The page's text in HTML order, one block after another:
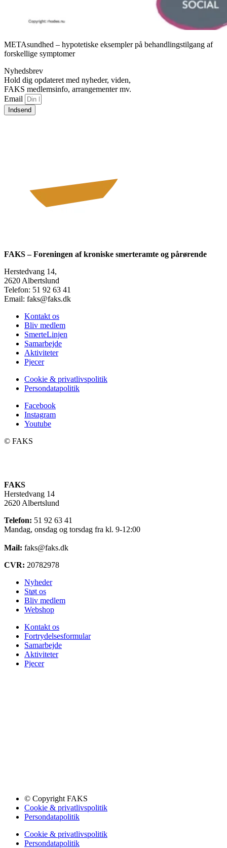
METAsundhed – hypotetiske eksempler på behandlingstilgang af
forskellige symptomer
Nyhedsbrev
Hold dig opdateret med nyheder, viden,
FAKS medlemsinfo, arrangementer mv.
Email
Indsend
FAKS – Foreningen af kroniske smerteramte og pårørende
Herstedvang 14,
2620 Albertslund
Telefon: 51 92 63 41
Email: faks@faks.dk
Kontakt os
Bliv medlem
SmerteLinjen
Samarbejde
Aktiviteter
Pjecer
Cookie & privatlivspolitik
Persondatapolitik
Facebook
Instagram
Youtube
©️ FAKS
FAKS
Herstedvang 14
2620 Albertslund
Telefon: 51 92 63 41
Mandag, onsdag og torsdag fra kl. 9-12:00
Mail: faks@faks.dk
CVR: 20782978
Nyheder
Støt os
Bliv medlem
Webshop
Kontakt os
Fortrydelsesformular
Samarbejde
Aktiviteter
Pjecer
© Copyright FAKS
Cookie & privatlivspolitik
Persondatapolitik
Cookie & privatlivspolitik
Persondatapolitik